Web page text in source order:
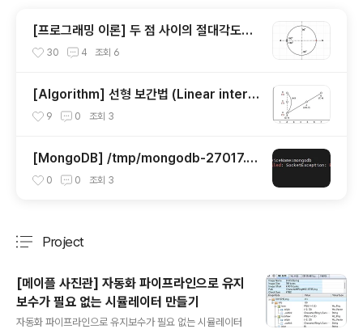
[프로그래밍 이론] 두 점 사이의 절대각도를
재는 atan2
30 4 조회 6
[Algorithm] 선형 보간법 (Linear interp
olation)
9 0 조회 3
[MongoDB] /tmp/mongodb-27017.s
ock error operation not permitted
0 0 조회 3
Project
[메이플 사진관] 자동화 파이프라인으로 유지
보수가 필요 없는 시뮬레이터 만들기
자동화 파이프라인으로 유지보수가 필요 없는 시뮬레이터